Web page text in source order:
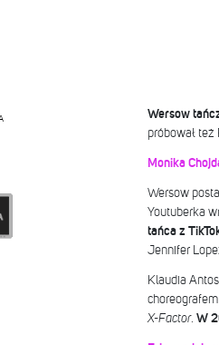
Wersow
próbował też
Monika
Wersow
Youtuberka
tańca z
Jennifer
Klaudia
X-Factor. W